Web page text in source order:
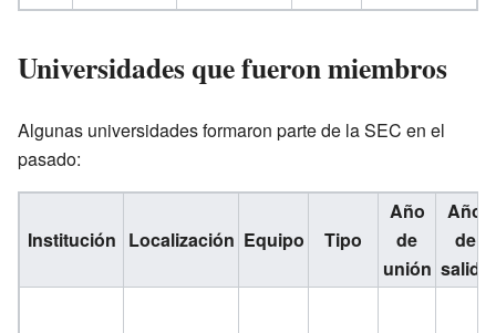
Universidades que fueron miembros
Algunas universidades formaron parte de la SEC en el
pasado:
Institución Localización Equipo Tipo
Año
de
unión
Año
de
salida